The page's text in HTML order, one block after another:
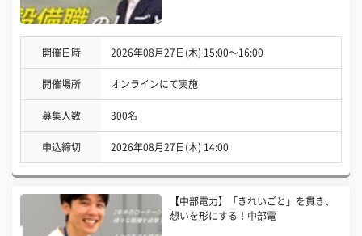
開催日時 2026年08月27日(木) 15:00〜16:00
開催場所 オンラインにて実施
募集人数 300名
申込締切 2026年08月27日(木) 14:00
【中部電力】「きれいごと」を貫き、
想いを形にする！中部電